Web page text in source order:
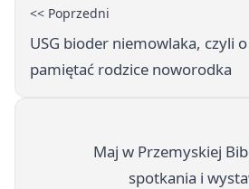
<< Poprzedni
USG bioder niemowlaka, czyli
pamiętać rodzice noworodka
Maj w Przemyskiej
spotkania i